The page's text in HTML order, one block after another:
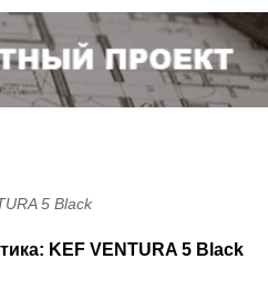
5 Black
KEF VENTURA 5 Black